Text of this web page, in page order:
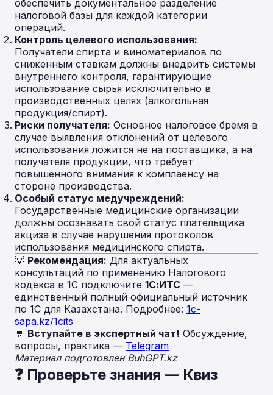
обеспечить документальное разделение
налоговой базы для каждой категории
операций.
Контроль целевого использования:
Получатели спирта и виноматериалов по
сниженным ставкам должны внедрить системы
внутреннего контроля, гарантирующие
использование сырья исключительно в
производственных целях (алкогольная
продукция/спирт).
Риски получателя: Основное налоговое бремя в
случае выявления отклонений от целевого
использования ложится не на поставщика, а на
получателя продукции, что требует
повышенного внимания к комплаенсу на
стороне производства.
Особый статус медучреждений:
Государственные медицинские организации
должны осознавать свой статус плательщика
акциза в случае нарушения протоколов
использования медицинского спирта.
💡 Рекомендация: Для актуальных
консультаций по применению Налогового
кодекса в 1С подключите 1С:ИТС —
единственный полный официальный источник
по 1С для Казахстана. Подробнее: 1c-
sapa.kz/1cits
💬 Вступайте в экспертный чат! Обсуждение,
вопросы, практика — Telegram
Материал подготовлен BuhGPT.kz
❓ Проверьте знания — Квиз